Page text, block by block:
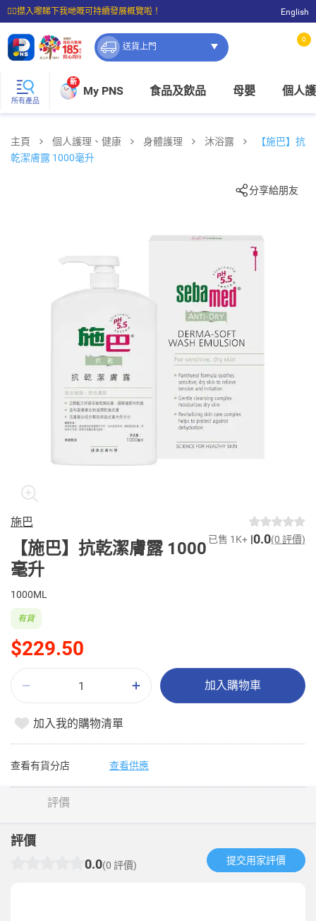
☝🏼㩒入嚟睇下我哋嘅可持續發展概覽啦！
⭐購物滿$399即享免費送貨；滿$100即可免費店取。
English
送貨上門
0
所有產品
新
My PNS 食品及飲品 母嬰 個人
主頁 個人護理、健康 身體護理 沐浴露
【施巴】抗
乾潔膚露 1000毫升
分享給朋友
施巴
【施巴】抗乾潔膚露 1000
毫升
已售 1K+ 0.0(0 評價)
1000ML
$229.50
有貨
加入購物車
加入我的購物清單
查看有貨分店 查看供應
評價
評價
0.0(0 評價) 提交用家評價​